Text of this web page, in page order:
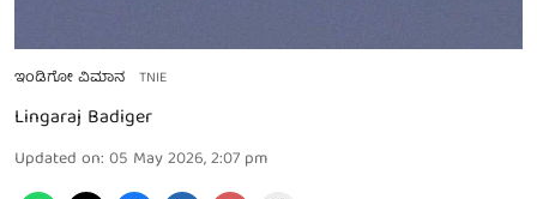
ಇಂಡಿಗೋ ವಿಮಾನ TNIE
Lingaraj Badiger
Updated on: 05 May 2026, 2:07 pm